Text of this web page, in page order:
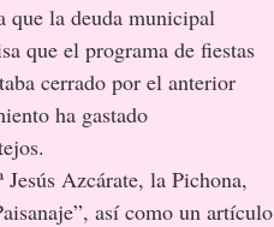
la deuda municipal
que el programa de fiestas
cerrado por el anterior
ha gastado
Azcárate, la Pichona,
así como un artículo